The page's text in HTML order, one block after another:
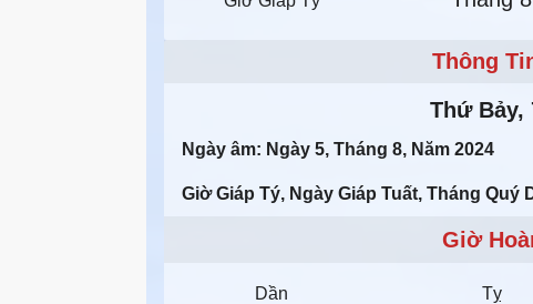
Thông
Thứ Bảy,
Ngày âm: Ngày 5, Tháng 8, Năm 2024
Giờ Giáp Tý, Ngày Giáp Tuất, Tháng Quý
Giờ
Dần
Tỵ